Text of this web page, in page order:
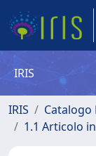
IRIS
IRIS Catalogo
1.1 Articolo